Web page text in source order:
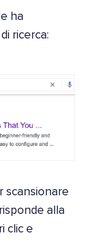
ha
ricerca:
scansionare
alla
clic e